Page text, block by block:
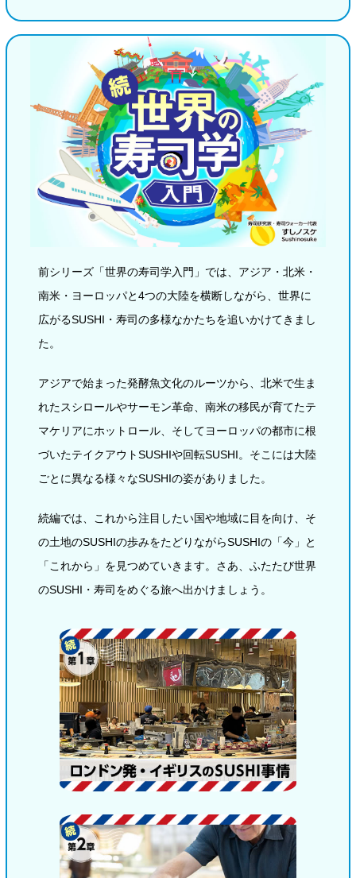
前シリーズ「世界の寿司学入門」では、アジア・北米・
南米・ヨーロッパと4つの大陸を横断しながら、世界に
広がるSUSHI・寿司の多様なかたちを追いかけてきまし
た。
アジアで始まった発酵魚文化のルーツから、北米で生ま
れたスシロールやサーモン革命、南米の移民が育てたテ
マケリアにホットロール、そしてヨーロッパの都市に根
づいたテイクアウトSUSHIや回転SUSHI。そこには大陸
ごとに異なる様々なSUSHIの姿がありました。
続編では、これから注目したい国や地域に目を向け、そ
の土地のSUSHIの歩みをたどりながらSUSHIの「今」と
「これから」を見つめていきます。さあ、ふたたび世界
のSUSHI・寿司をめぐる旅へ出かけましょう。